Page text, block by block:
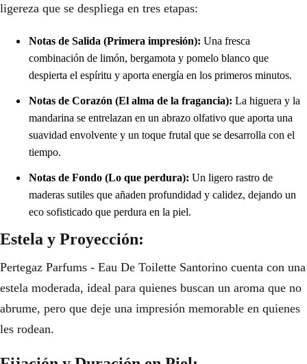
ligereza que se despliega en tres etapas:
Notas de Salida (Primera impresión): Una fresca
combinación de limón, bergamota y pomelo blanco que
despierta el espíritu y aporta energía en los primeros minutos.
Notas de Corazón (El alma de la fragancia): La higuera y la
mandarina se entrelazan en un abrazo olfativo que aporta una
suavidad envolvente y un toque frutal que se desarrolla con el
tiempo.
Notas de Fondo (Lo que perdura): Un ligero rastro de
maderas sutiles que añaden profundidad y calidez, dejando un
eco sofisticado que perdura en la piel.
Estela y Proyección:
Pertegaz Parfums - Eau De Toilette Santorino cuenta con una
estela moderada, ideal para quienes buscan un aroma que no
abrume, pero que deje una impresión memorable en quienes
les rodean.